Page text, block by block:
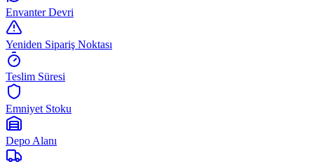
Envanter Devri
Yeniden Sipariş Noktası
Teslim Süresi
Emniyet Stoku
Depo Alanı